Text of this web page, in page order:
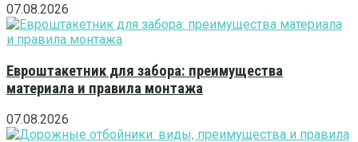
07.08.2026
Евроштакетник для забора: преимущества
материала и правила монтажа
07.08.2026